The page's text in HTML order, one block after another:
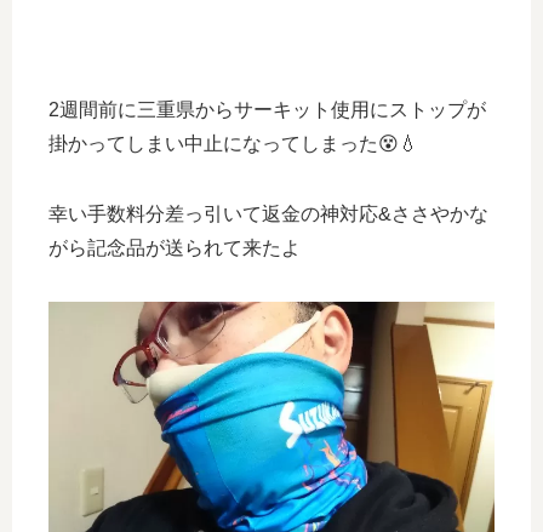
2週間前に三重県からサーキット使用にストップが
掛かってしまい中止になってしまった😵💧
幸い手数料分差っ引いて返金の神対応&ささやかな
がら記念品が送られて来たよ